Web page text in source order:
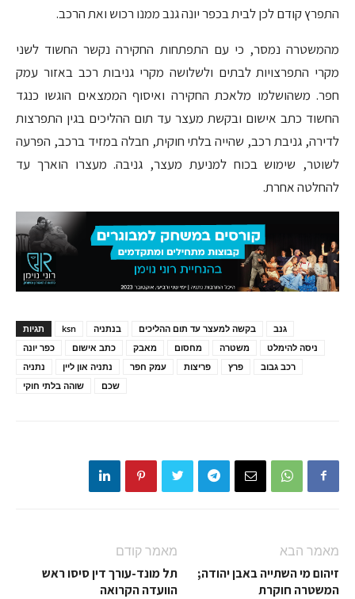
התפרץ קודם לכן לבית בכפר יונה גנב ממנו רכוש ואת הרכב.
מהמשטרה נמסר, כי עם התפתחות החקירה נקשר החשוד לשני
מקרי התפרצויות לבתים ולשלושה מקרי גניבות רכב באזור עמק
חפר. משהושלמו מלאכת החקירה ואיסוף הממצאים הוגשו כנגד
החשוד כתב אישום ובקשת מעצר עד תום ההליכים בגין התפרצות
לדירה, גניבת רכב, שהייה בלתי חוקית, חבלה במזיד ברכב, הפרעה
לשוטר, שימוש בכוח למניעת מעצר, גניבה. מעצרו הוארך עד
להחלטה אחרת.
תגיות ksn בנתניה בקשה למעצר עד תום ההליכים
גנב
כפר יונה
כתב אישום מאבק מחסום משטרה
ניסה להימלט
נתניה
נתניה און ליין עמק חפר פריצות פרץ
רכב גבוב
שוהה בלתי חוקי
שכם
מאמר קודם
תל מונד-עורך דין סיסו ראש
הוועדה הקרואה
מאמר הבא
זיהום מי השתייה באבן יהודה;
המשטרה חוקרת